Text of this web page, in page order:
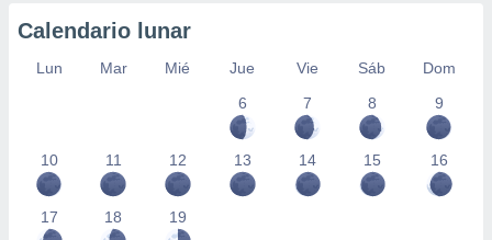
Calendario lunar
Lun Mar Mié Jue Vie Sáb
Dom
6
7 8 9
10 11 12 13 14 15 16
17 18 19